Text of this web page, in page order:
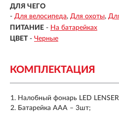
ДЛЯ ЧЕГО
- Для велосипеда Для охоты
ПИТАНИЕ - На батарейках
ЦВЕТ - Черные
КОМПЛЕКТАЦИЯ
Налобный фонарь LED
Батарейка ААА – 3шт;